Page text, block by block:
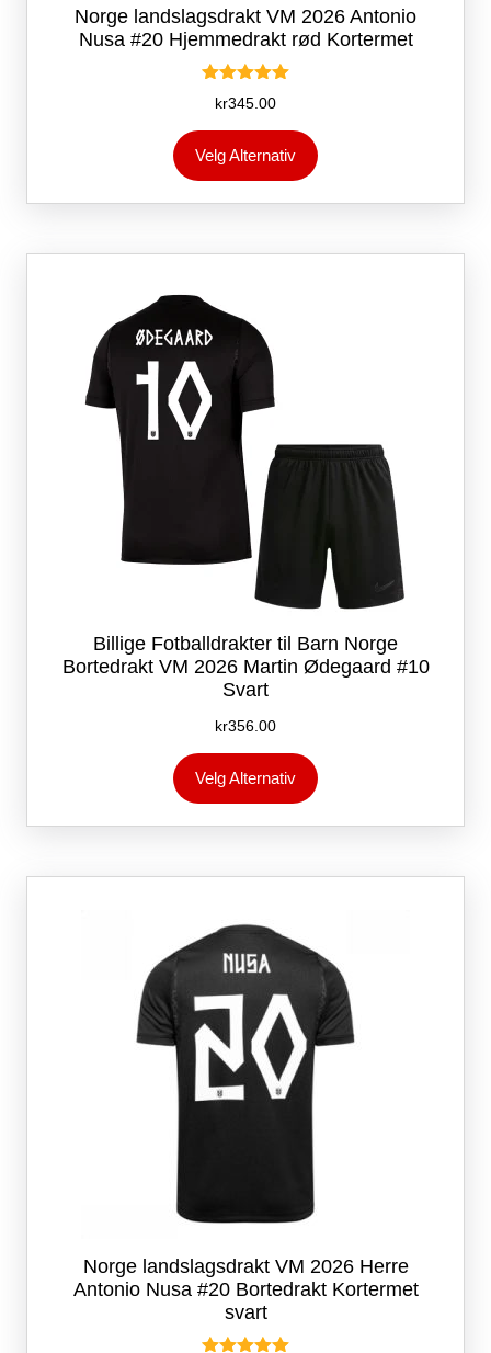
Norge landslagsdrakt VM 2026 Antonio
Nusa #20 Hjemmedrakt rød Kortermet
Vurdert
5.00
av 5
kr345.00
Velg Alternativ
produktet
flere
Alternativene
Billige Fotballdrakter til Barn Norge
Bortedrakt VM 2026 Martin Ødegaard #10
Svart
kr356.00
Velg Alternativ
produktet
flere
Alternativene
på
produktsiden
Norge landslagsdrakt VM 2026 Herre
Antonio Nusa #20 Bortedrakt Kortermet
svart